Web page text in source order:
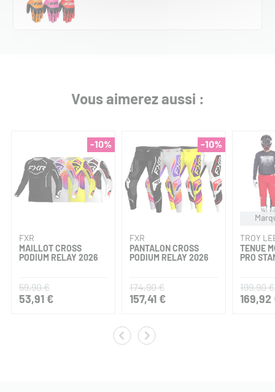
Vous aimerez aussi :
-10%
FXR
MAILLOT CROSS
PODIUM RELAY 2026
59,90 €
53,91 €
-10%
FXR
PANTALON CROSS
PODIUM RELAY 2026
174,90 €
157,41 €
TROY
TENUE
PRO
199,90 €
169,92